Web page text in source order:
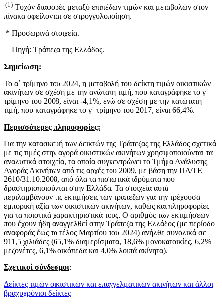
(1) Τυχόν διαφορές μεταξύ επιπέδων τιμών και μεταβολών στον
πίνακα οφείλονται σε στρογγυλοποίηση.
* Προσωρινά στοιχεία.
Πηγή: Τράπεζα της Ελλάδος.
Σημείωση:
Το α΄ τρίμηνο του 2024, η μεταβολή του δείκτη τιμών οικιστικών
ακινήτων σε σχέση με την ανώτατη τιμή, που καταγράφηκε το γ΄
τρίμηνο του 2008, είναι -4,1%, ενώ σε σχέση με την κατώτατη
τιμή, που καταγράφηκε το γ΄ τρίμηνο του 2017, είναι 66,4%.
Περισσότερες πληροφορίες:
Για την κατασκευή των δεικτών της Τράπεζας της Ελλάδος σχετικά
με τις τιμές στην αγορά οικιστικών ακινήτων χρησιμοποιούνται τα
αναλυτικά στοιχεία, τα οποία συγκεντρώνει το Τμήμα Ανάλυσης
Αγοράς Ακινήτων από τις αρχές του 2009, με βάση την ΠΔ/ΤΕ
2610/31.10.2008, από όλα τα πιστωτικά ιδρύματα που
δραστηριοποιούνται στην Ελλάδα. Τα στοιχεία αυτά
περιλαμβάνουν τις εκτιμήσεις των τραπεζών για την τρέχουσα
εμπορική αξία των οικιστικών ακινήτων, καθώς και πληροφορίες
για τα ποιοτικά χαρακτηριστικά τους, Ο αριθμός των εκτιμήσεων
που έχουν ήδη αναγγελθεί στην Τράπεζα της Ελλάδος (με περίοδο
αναφοράς έως το τέλος Μαρτίου του 2024) ανήλθε συνολικά σε
911,5 χιλιάδες (65,1% διαμερίσματα, 18,6% μονοκατοικίες, 6,2%
μεζονέτες, 6,1% οικόπεδα και 4,0% λοιπά ακίνητα).
Σχετικοί σύνδεσμοι:
Δείκτες τιμών οικιστικών και επαγγελματικών ακινήτων και άλλοι
βραχυχρόνιοι δείκτες